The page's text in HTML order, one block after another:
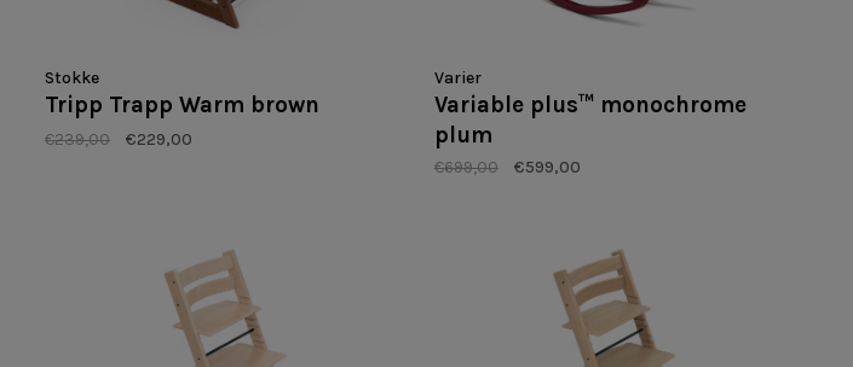
Stokke
Tripp Trapp Warm brown
€239,00 €229,00
Varier
Variable plus™ monochrome
plum
€699,00 €599,00